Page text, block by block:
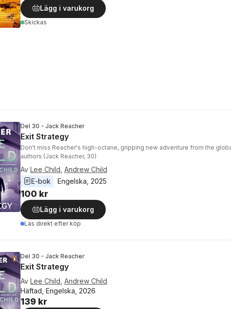
Lägg i varukorg
Skickas
Del 30 - Jack Reacher
Exit Strategy
Don't miss Reacher's high-octane, gripping new adventure from the
authors (Jack Reacher, 30)
Av Lee Child Andrew Child
E-bok
Engelska 2025
100 kr
Lägg i varukorg
Läs direkt efter köp
Del 30 - Jack Reacher
Exit Strategy
Av Lee Child Andrew Child
Häftad, Engelska, 2026
139 kr